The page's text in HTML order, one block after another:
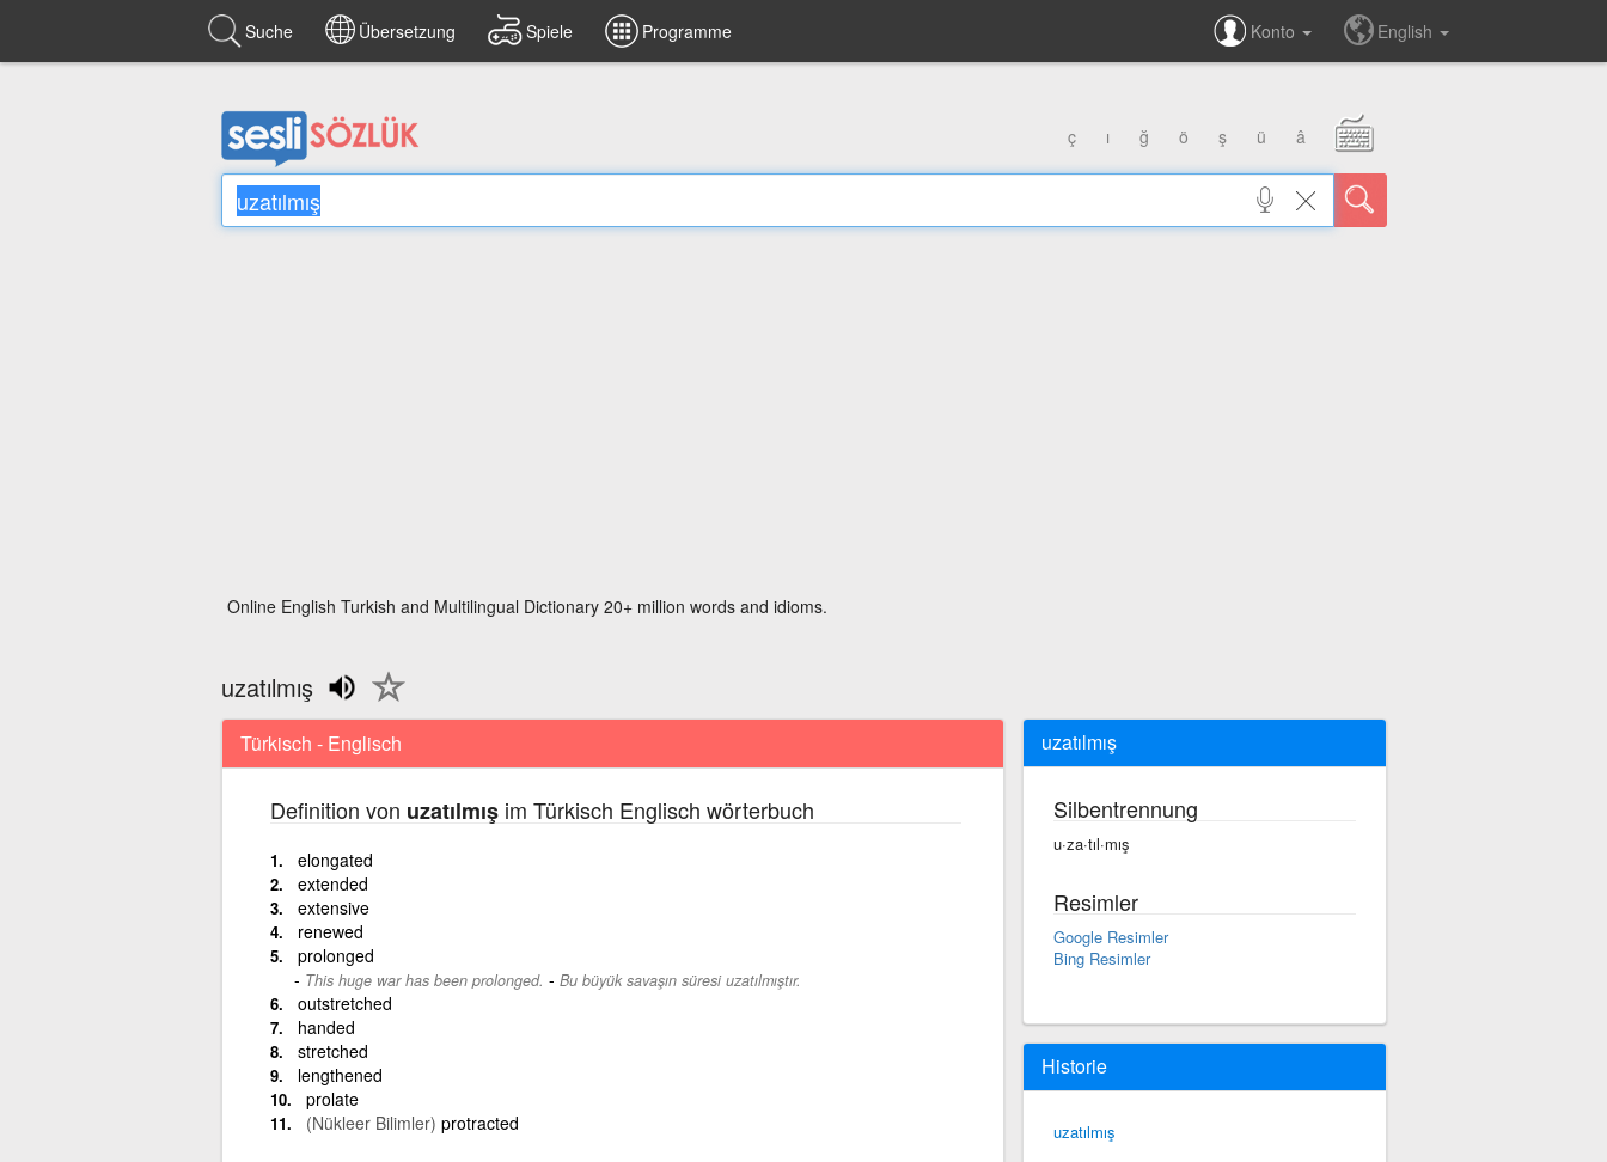
Suche Übersetzung Spiele Programme Konto English
ç ı ğ ö ş ü â
Online English Turkish and Multilingual Dictionary 20+ million words and idioms.
uzatılmış
Türkisch - Englisch
Definition von uzatılmışim Türkisch Englisch wörterbuch
elongated
extended
extensive
renewed
prolonged
This huge war has been prolonged. - Bu büyük savaşın süresi uzatılmıştır.
outstretched
handed
stretched
lengthened
prolate
(Nükleer Bilimler) protracted
uzatılmış
Silbentrennung
u·za·tıl·mış
Resimler
Google Resimler
Bing Resimler
Historie
uzatılmış